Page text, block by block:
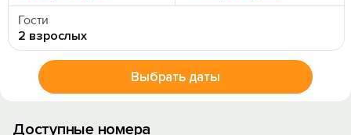
Гости
2 взрослых
Выбрать даты
Доступные номера